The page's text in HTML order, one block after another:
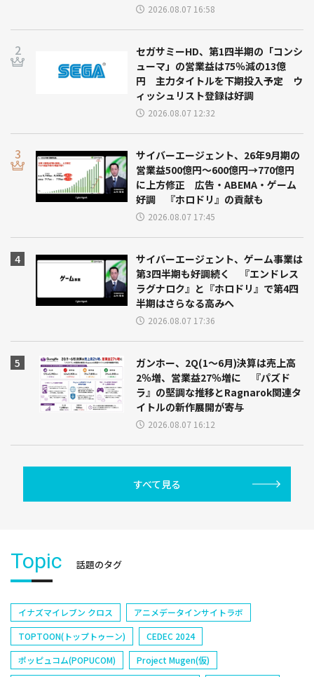
2026.08.07 16:58
セガサミーHD、第1四半期の「コンシ
ューマ」の営業益は75％減の13億
円 主力タイトルを下期投入予定 ウ
ィッシュリスト登録は好調
2026.08.07 12:32
サイバーエージェント、26年9月期の
営業益500億円～600億円→770億円
に上方修正 広告・ABEMA・ゲーム
好調 『ホロドリ』の貢献も
2026.08.07 17:45
サイバーエージェント、ゲーム事業は
第3四半期も好調続く 『エンドレス
ラグナロク』と『ホロドリ』で第4四
半期はさらなる高みへ
2026.08.07 17:36
ガンホー、2Q(1～6月)決算は売上高
2％増、営業益27％増に 『パズド
ラ』の堅調な推移とRagnarok関連タ
イトルの新作展開が寄与
2026.08.07 16:12
すべて見る
Topic 話題のタグ
イナズマイレブン クロス
アニメデータインサイトラボ
TOPTOON(トップトゥーン)
CEDEC 2024
ポッピュコム(POPUCOM)
Project Mugen(仮)